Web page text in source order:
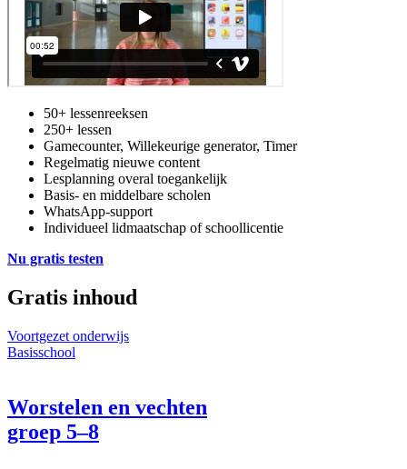
50+ lessenreeksen
250+ lessen
Gamecounter, Willekeurige generator, Timer
Regelmatig nieuwe content
Lesplanning overal toegankelijk
Basis- en middelbare scholen
WhatsApp-support
Individueel lidmaatschap of schoollicentie
Nu gratis testen
Gratis inhoud
Voortgezet onderwijs
Basisschool
Worstelen en vechten
groep 5–8